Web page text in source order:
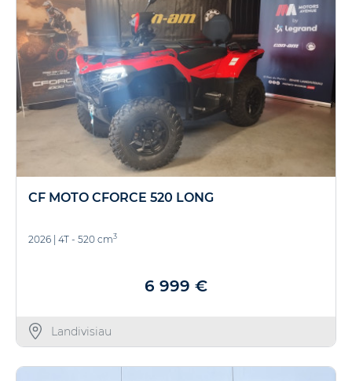
CF MOTO CFORCE 520 LONG
2026 4T - 520 cm3
6 999 €
Landivisiau